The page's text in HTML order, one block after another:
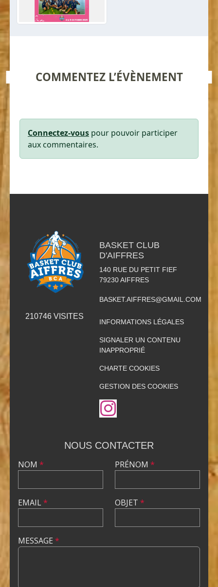
COMMENTEZ L’ÉVÈNEMENT
Connectez-vous pour pouvoir participer
aux commentaires.
210746 VISITES
BASKET CLUB
D'AIFFRES
140 RUE DU PETIT FIEF
79230AIFFRES
BASKET.AIFFRES@GMAIL.COM
INFORMATIONS LÉGALES
SIGNALER UN CONTENU
INAPPROPRIÉ
CHARTE COOKIES
GESTION DES COOKIES
NOUS CONTACTER
NOM *
EMAIL*
PRÉNOM *
OBJET *
MESSAGE *